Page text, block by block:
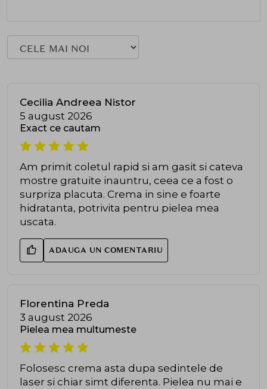
Cecilia Andreea Nistor
5 august 2026
Exact ce cautam
Am primit coletul rapid si am gasit si cateva
mostre gratuite inauntru, ceea ce a fost o
surpriza placuta. Crema in sine e foarte
hidratanta, potrivita pentru pielea mea
uscata.
ADAUGA UN COMENTARIU
Florentina Preda
3 august 2026
Pielea mea multumeste
Folosesc crema asta dupa sedintele de
laser si chiar simt diferenta. Pielea nu mai e